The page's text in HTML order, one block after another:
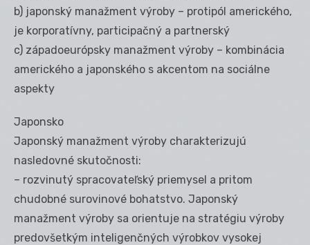
b) japonský manažment výroby – protipól amerického,
je korporatívny, participačný a partnerský
c) západoeurópsky manažment výroby – kombinácia
amerického a japonského s akcentom na sociálne
aspekty
Japonsko
Japonský manažment výroby charakterizujú
nasledovné skutočnosti:
– rozvinutý spracovateľský priemysel a pritom
chudobné surovinové bohatstvo. Japonský
manažment výroby sa orientuje na stratégiu výroby
predovšetkým inteligenčných výrobkov vysokej